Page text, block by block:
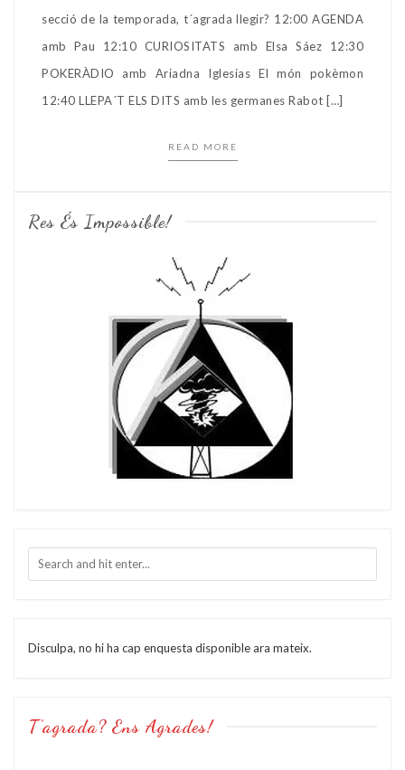
secció de la temporada, t´agrada llegir? 12:00 AGENDA
amb Pau 12:10 CURIOSITATS amb Elsa Sáez 12:30
POKERÀDIO amb Ariadna Iglesias El món pokèmon
12:40 LLEPA´T ELS DITS amb les germanes Rabot […]
READ MORE
Res És Impossible!
Disculpa, no hi ha cap enquesta disponible ara mateix.
T’agrada? Ens Agrades!